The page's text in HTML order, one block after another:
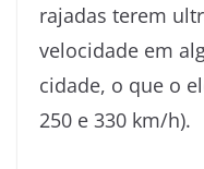
rajadas terem
velocidade em
cidade, o que o
250 e 330 km/h).